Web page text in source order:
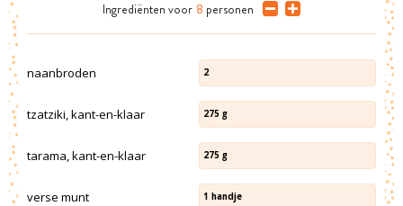
Ingrediënten voor 8 personen
naanbroden 2
tzatziki, kant-en-klaar 275 g
tarama, kant-en-klaar 275 g
verse munt 1 handje